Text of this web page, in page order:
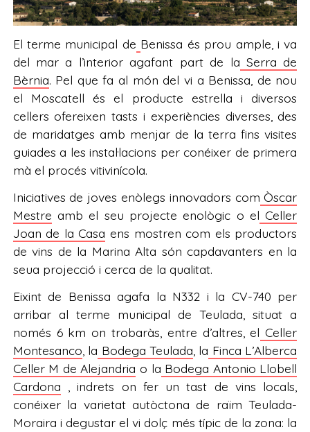
El terme municipal de Benissa és prou ample, i va
del mar a l’interior agafant part de la Serra de
Bèrnia. Pel que fa al món del vi a Benissa, de nou
el Moscatell és el producte estrella i diversos
cellers ofereixen tasts i experiències diverses, des
de maridatges amb menjar de la terra fins visites
guiades a les instal·lacions per conéixer de primera
mà el procés vitivinícola.
Iniciatives de joves enòlegs innovadors com Òscar
Mestre amb el seu projecte enològic o el Celler
Joan de la Casa ens mostren com els productors
de vins de la Marina Alta són capdavanters en la
seua projecció i cerca de la qualitat.
Eixint de Benissa agafa la N332 i la CV-740 per
arribar al terme municipal de Teulada, situat a
només 6 km on trobaràs, entre d’altres, el Celler
Montesanco , la Bodega Teulada , la Finca L’Alberca
Celler M de Alejandria o la Bodega Antonio Llobell
Cardona , indrets on fer un tast de vins locals,
conéixer la varietat autòctona de raïm Teulada-
Moraira i degustar el vi dolç més típic de la zona: la